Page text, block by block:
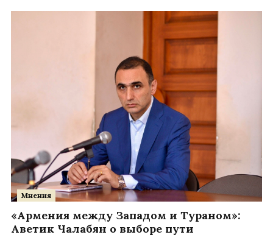
Мнения
«Армения между Западом и Тураном»:
Аветик Чалабян о выборе пути